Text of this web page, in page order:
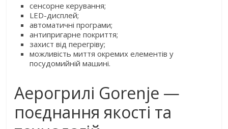
сенсорне керування;
LED-дисплей;
автоматичні програми;
антипригарне покриття;
захист від перегріву;
можливість миття окремих елементів у
посудомийній машині.
Аерогрилі Gorenje —
поєднання якості та